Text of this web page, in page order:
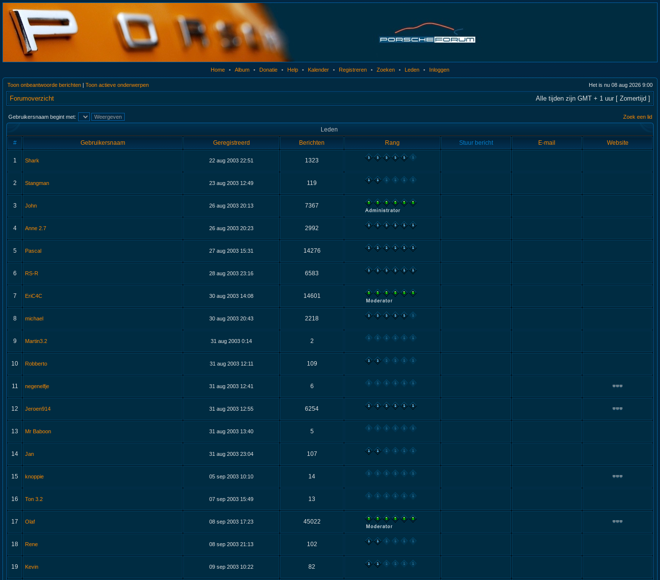
Home • Album • Donatie • Help • Kalender • Registreren • Zoeken • Leden • Inloggen
Toon onbeantwoorde berichten | Toon actieve onderwerpen Het is nu 08 aug 2026 9:00
Forumoverzicht Alle tijden zijn GMT + 1 uur [ Zomertijd ]
Gebruikersnaam begint met: Zoek een lid
Leden
#
Gebruikersnaam Geregistreerd Berichten Rang Stuur bericht E-mail Website
1 Shark 22 aug 2003 22:51 1323
2 Stangman 23 aug 2003 12:49 119
3 John 26 aug 2003 20:13 7367
4 Anne 2.7 26 aug 2003 20:23 2992
5 Pascal 27 aug 2003 15:31 14276
6 RS-R 28 aug 2003 23:16 6583
7 EriC4C 30 aug 2003 14:08 14601
8 michael 30 aug 2003 20:43 2218
9 Martin3.2 31 aug 2003 0:14 2
10 Robberto 31 aug 2003 12:11 109
11 negenelfje 31 aug 2003 12:41 6
12 Jeroen914 31 aug 2003 12:55 6254
13 Mr Baboon 31 aug 2003 13:40 5
14 Jan 31 aug 2003 23:04 107
15 knoppie 05 sep 2003 10:10 14
16 Ton 3.2 07 sep 2003 15:49 13
17 Olaf 08 sep 2003 17:23 45022
18 Rene 08 sep 2003 21:13 102
19 Kevin 09 sep 2003 10:22 82